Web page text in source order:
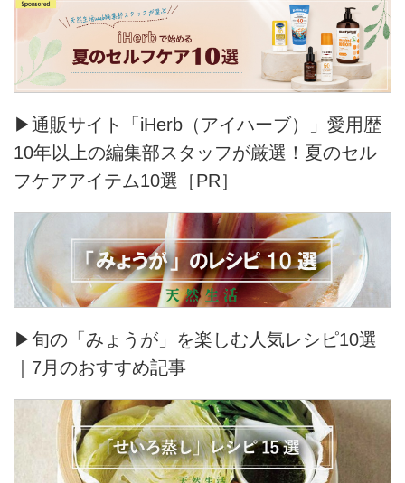
▶通販サイト「iHerb（アイハーブ）」愛用歴
10年以上の編集部スタッフが厳選！夏のセル
フケアアイテム10選［PR］
▶旬の「みょうが」を楽しむ人気レシピ10選
｜7月のおすすめ記事